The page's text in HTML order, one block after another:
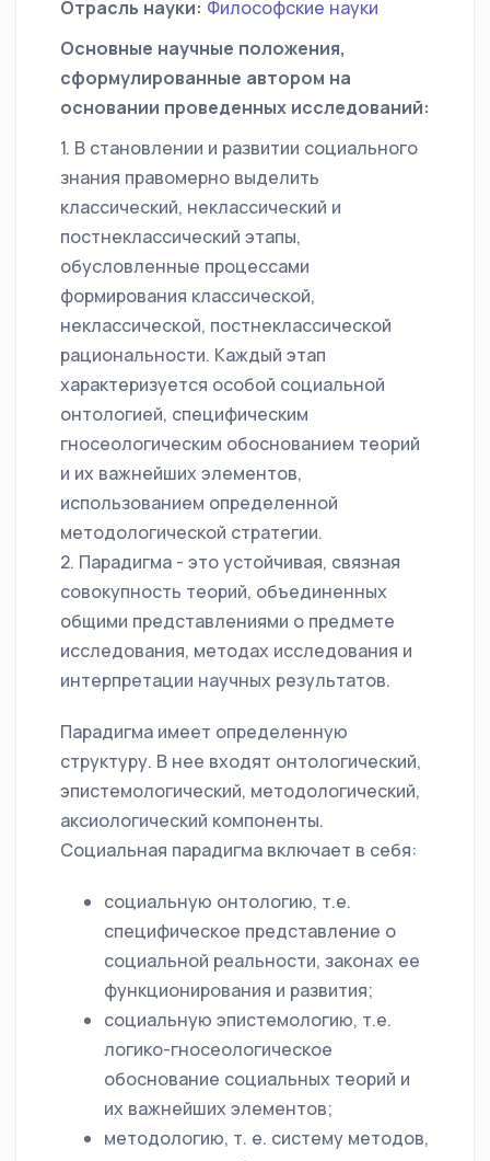
Отрасль науки: Философские науки
Основные научные положения,
сформулированные автором на
основании проведенных исследований:
1. В становлении и развитии социального
знания правомерно выделить
классический, неклассический и
постнеклассический этапы,
обусловленные процессами
формирования классической,
неклассической, постнеклассической
рациональности. Каждый этап
характеризуется особой социальной
онтологией, специфическим
гносеологическим обоснованием теорий
и их важнейших элементов,
использованием определенной
методологической стратегии.
2. Парадигма - это устойчивая, связная
совокупность теорий, объединенных
общими представлениями о предмете
исследования, методах исследования и
интерпретации научных результатов.
Парадигма имеет определенную
структуру. В нее входят онтологический,
эпистемологический, методологический,
аксиологический компоненты.
Социальная парадигма включает в себя:
социальную онтологию, т.е.
специфическое представление о
социальной реальности, законах ее
функционирования и развития;
социальную эпистемологию, т.е.
логико-гносеологическое
обоснование социальных теорий и
их важнейших элементов;
методологию, т. е. систему методов,